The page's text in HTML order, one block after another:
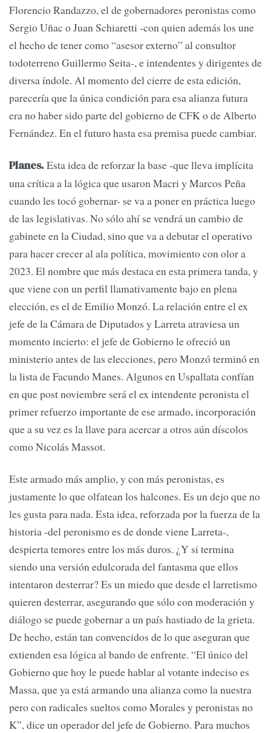
Florencio Randazzo, el de gobernadores peronistas como
Sergio Uñac o Juan Schiaretti -con quien además los une
el hecho de tener como “asesor externo” al consultor
todoterreno Guillermo Seita-, e intendentes y dirigentes de
diversa índole. Al momento del cierre de esta edición,
parecería que la única condición para esa alianza futura
era no haber sido parte del gobierno de CFK o de Alberto
Fernández. En el futuro hasta esa premisa puede cambiar.
Planes.Esta idea de reforzar la base -que lleva implícita
una crítica a la lógica que usaron Macri y Marcos Peña
cuando les tocó gobernar- se va a poner en práctica luego
de las legislativas. No sólo ahí se vendrá un cambio de
gabinete en la Ciudad, sino que va a debutar el operativo
para hacer crecer al ala política, movimiento con olor a
2023. El nombre que más destaca en esta primera tanda, y
que viene con un perfil llamativamente bajo en plena
elección, es el de Emilio Monzó. La relación entre el ex
jefe de la Cámara de Diputados y Larreta atraviesa un
momento incierto: el jefe de Gobierno le ofreció un
ministerio antes de las elecciones, pero Monzó terminó en
la lista de Facundo Manes. Algunos en Uspallata confían
en que post noviembre será el ex intendente peronista el
primer refuerzo importante de ese armado, incorporación
que a su vez es la llave para acercar a otros aún díscolos
como Nicolás Massot.
Este armado más amplio, y con más peronistas, es
justamente lo que olfatean los halcones. Es un dejo que no
les gusta para nada. Esta idea, reforzada por la fuerza de la
historia -del peronismo es de donde viene Larreta-,
despierta temores entre los más duros. ¿Y si termina
siendo una versión edulcorada del fantasma que ellos
intentaron desterrar? Es un miedo que desde el larretismo
quieren desterrar, asegurando que sólo con moderación y
diálogo se puede gobernar a un país hastiado de la grieta.
De hecho, están tan convencidos de lo que aseguran que
extienden esa lógica al bando de enfrente. “El único del
Gobierno que hoy le puede hablar al votante indeciso es
Massa, que ya está armando una alianza como la nuestra
pero con radicales sueltos como Morales y peronistas no
K”, dice un operador del jefe de Gobierno. Para muchos